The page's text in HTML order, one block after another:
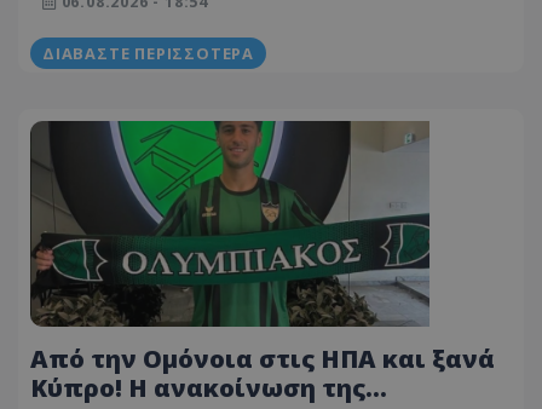
ΔΙΑΒΆΣΤΕ ΠΕΡΙΣΣΌΤΕΡΑ
Από την Ομόνοια στις ΗΠΑ και ξανά
Κύπρο! Η ανακοίνωση της